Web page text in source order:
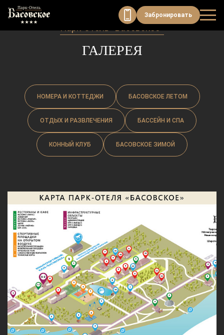
Забронировать
ГАЛЕРЕЯ
НОМЕРА И КОТТЕДЖИ БАСОВСКОЕ ЛЕТОМ
ОТДЫХ И РАЗВЛЕЧЕНИЯ БАССЕЙН И СПА
КОННЫЙ КЛУБ БАСОВСКОЕ ЗИМОЙ